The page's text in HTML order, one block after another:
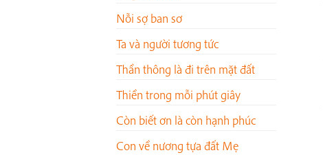
Nỗi sợ ban sơ
Ta và người tương tức
Thần thông là đi trên mặt đất
Thiền trong mỗi phút giây
Còn biết ơn là còn hạnh phúc
Con về nương tựa đất Mẹ